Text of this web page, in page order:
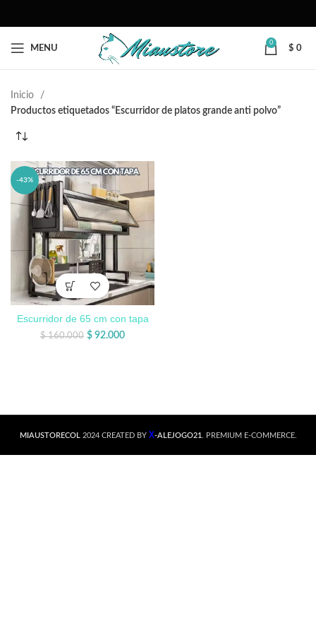
MENU
0
$ 0
Inicio
Productos etiquetados “Escurridor de platos grande anti polvo”
-43%
Escurridor de 65 cm con tapa
$160.000 $ 92.000
MIAUSTORECOL 2024 CREATED BY X-ALEJOGO21 . PREMIUM E-COMMERCE.